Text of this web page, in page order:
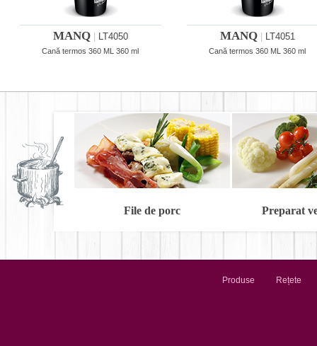
MANQ LT4050
Cană termos 360 ML 360 ml
MANQ LT4051
Cană termos 360 ML 360 ml
File de porc Preparat
Produse Rețete